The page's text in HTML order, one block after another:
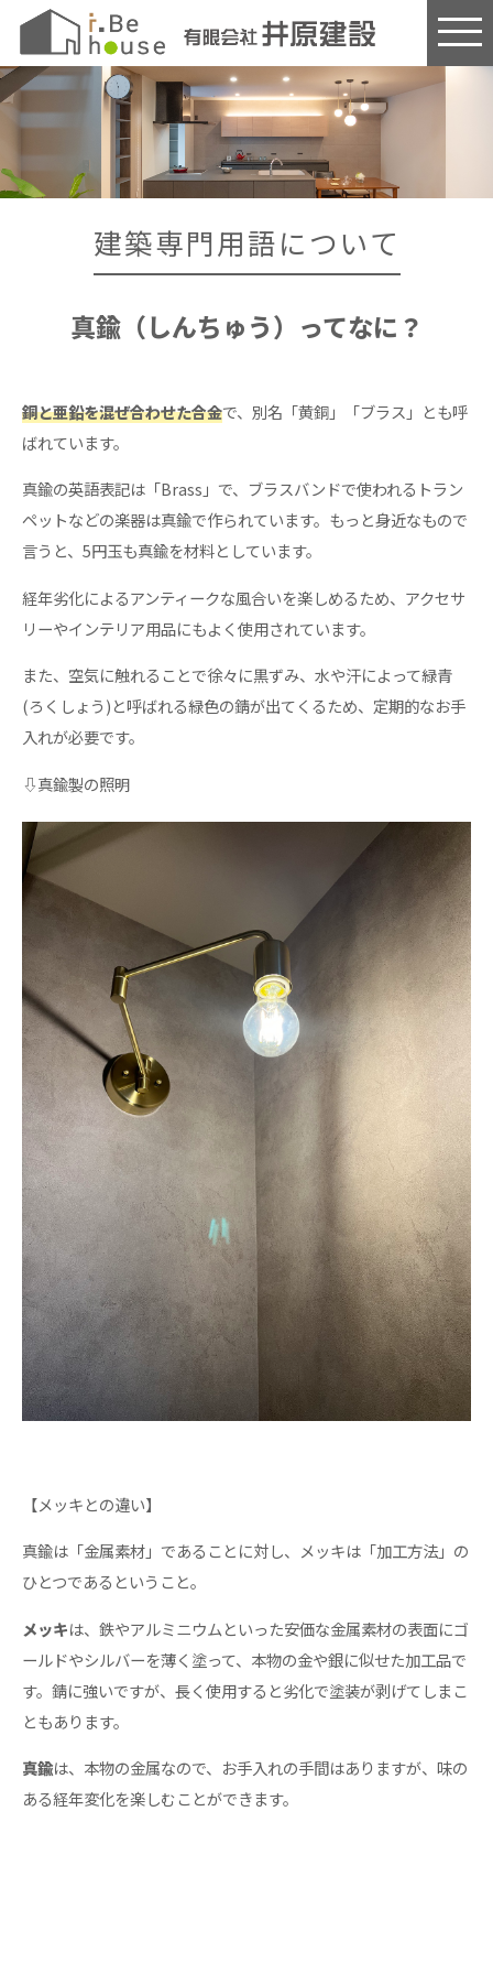
このページの本文へ
建築専門用語について
真鍮（しんちゅう）ってなに？
銅と亜鉛を混ぜ合わせた合金で、別名「黄銅」「ブラス」とも呼
ばれています。
真鍮の英語表記は「Brass」で、ブラスバンドで使われるトラン
ペットなどの楽器は真鍮で作られています。もっと身近なもので
言うと、5円玉も真鍮を材料としています。
経年劣化によるアンティークな風合いを楽しめるため、アクセサ
リーやインテリア用品にもよく使用されています。
また、空気に触れることで徐々に黒ずみ、水や汗によって緑青
(ろくしょう)と呼ばれる緑色の錆が出てくるため、定期的なお手
入れが必要です。
⇩真鍮製の照明
【メッキとの違い】
真鍮は「金属素材」であることに対し、メッキは「加工方法」の
ひとつであるということ。
メッキは、鉄やアルミニウムといった安価な金属素材の表面にゴ
ールドやシルバーを薄く塗って、本物の金や銀に似せた加工品で
す。錆に強いですが、長く使用すると劣化で塗装が剥げてしまこ
ともあります。
真鍮は、本物の金属なので、お手入れの手間はありますが、味の
ある経年変化を楽しむことができます。